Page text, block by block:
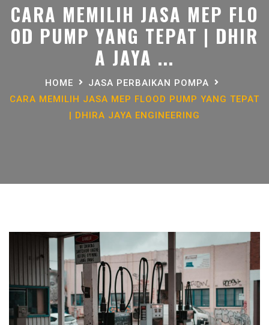
CARA MEMILIH JASA MEP FLO
OD PUMP YANG TEPAT | DHIR
A JAYA ...
HOME
JASA PERBAIKAN POMPA
CARA MEMILIH JASA MEP FLOOD PUMP YANG TEPAT
| DHIRA JAYA ENGINEERING